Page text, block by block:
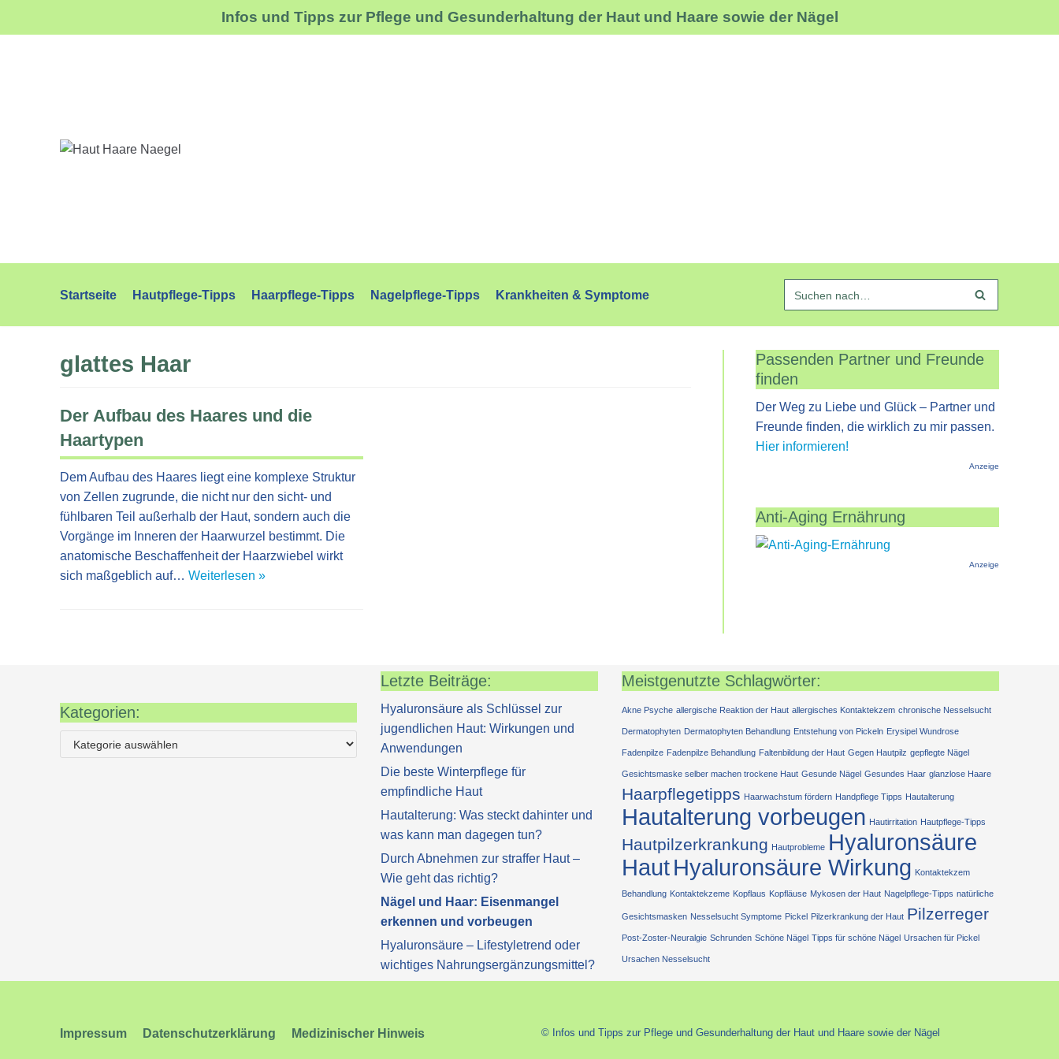
Infos und Tipps zur Pflege und Gesunderhaltung der Haut und Haare sowie der Nägel
Startseite Hautpflege-Tipps Haarpflege-Tipps Nagelpflege-Tipps Krankheiten & Symptome
glattes Haar
Der Aufbau des Haares und die
Haartypen
Dem Aufbau des Haares liegt eine komplexe Struktur
von Zellen zugrunde, die nicht nur den sicht- und
fühlbaren Teil außerhalb der Haut, sondern auch die
Vorgänge im Inneren der Haarwurzel bestimmt. Die
anatomische Beschaffenheit der Haarzwiebel wirkt
sich maßgeblich auf… Weiterlesen »
Passenden Partner und Freunde
finden
Der Weg zu Liebe und Glück – Partner und
Freunde finden, die wirklich zu mir passen.
Hier informieren!
Anzeige
Anti-Aging Ernährung
Anzeige
Kategorien:
Letzte Beiträge:
Hyaluronsäure als Schlüssel zur
jugendlichen Haut: Wirkungen und
Anwendungen
Die beste Winterpflege für
empfindliche Haut
Hautalterung: Was steckt dahinter und
was kann man dagegen tun?
Durch Abnehmen zur straffer Haut –
Wie geht das richtig?
Nägel und Haar: Eisenmangel
erkennen und vorbeugen
Hyaluronsäure – Lifestyletrend oder
wichtiges Nahrungsergänzungsmittel?
Meistgenutzte Schlagwörter:
Akne Psyche allergische Reaktion der Haut allergisches Kontaktekzem chronische Nesselsucht
Dermatophyten Dermatophyten Behandlung Entstehung von Pickeln Erysipel Wundrose
Fadenpilze Fadenpilze Behandlung Faltenbildung der Haut Gegen Hautpilz gepflegte Nägel
Gesichtsmaske selber machen trockene Haut Gesunde Nägel Gesundes Haar glanzlose Haare
Haarpflegetipps Haarwachstum fördern Handpflege Tipps Hautalterung
Hautalterung vorbeugen Hautirritation Hautpflege-Tipps
Hautpilzerkrankung Hautprobleme Hyaluronsäure
HautHyaluronsäure Wirkung Kontaktekzem
Behandlung Kontaktekzeme Kopflaus Kopfläuse Mykosen der Haut Nagelpflege-Tipps natürliche
Gesichtsmasken Nesselsucht Symptome Pickel Pilzerkrankung der Haut Pilzerreger
Post-Zoster-Neuralgie Schrunden Schöne Nägel Tipps für schöne Nägel Ursachen für Pickel
Ursachen Nesselsucht
Impressum Datenschutzerklärung Medizinischer Hinweis © Infos und Tipps zur Pflege und Gesunderhaltung der Haut und Haare sowie der Nägel